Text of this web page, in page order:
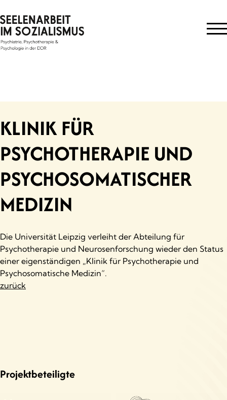
to
content
KLINIK FÜR
PSYCHOTHERAPIE UND
PSYCHOSOMATISCHER
MEDIZIN
Die Universität Leipzig verleiht der Abteilung für
Psychotherapie und Neurosenforschung wieder den Status
einer eigenständigen „Klinik für Psychotherapie und
Psychosomatische Medizin“.
zurück
Projektbeteiligte